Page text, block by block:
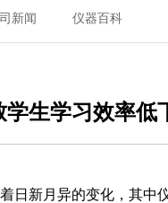
新闻 仪器百科
生学习效率低
日新月异的变化，其中